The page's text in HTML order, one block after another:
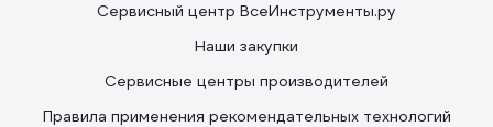
Сервисный центр ВсеИнструменты.ру
Наши закупки
Сервисные центры производителей
Правила применения рекомендательных технологий